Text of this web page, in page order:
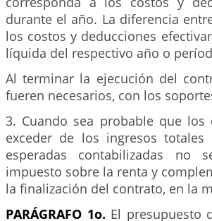
durante el año. La diferencia
los costos y deducciones
líquida del respectivo año o
Al terminar la ejecución del
fueren necesarios, con los
3. Cuando sea probable que
exceder de los ingresos
esperadas contabilizadas no
impuesto sobre la renta y
la finalización del contrato, en la
PARÁGRAFO 1o. El presupuesto